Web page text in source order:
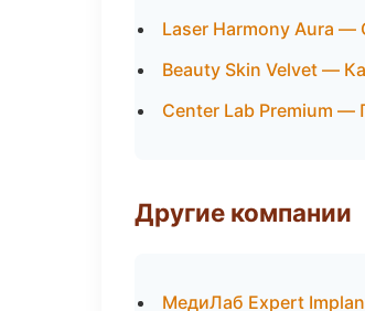
Laser Harmony Aura —
Beauty Skin Velvet —
Center Lab Premium —
Другие компании
МедиЛаб Expert